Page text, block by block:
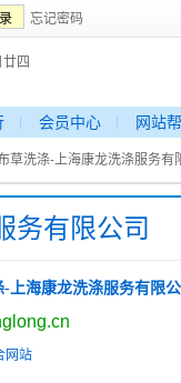
忘记密码
四
会员中心 网站
草洗涤-上海康龙洗涤服务有
务有限公司
上海康龙洗涤服务有限公
网站